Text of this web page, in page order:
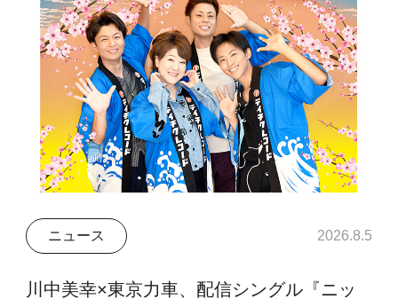
ニュース 2026.8.5
川中美幸×東京力車、配信シングル『ニッ